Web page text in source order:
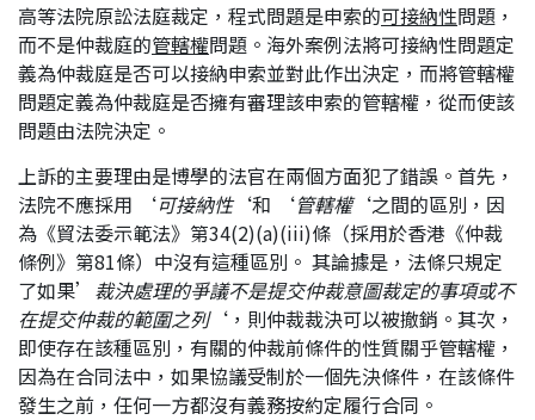
最新消息
地點
高等法院原訟法庭裁定，程式問題是申索的可接納性問題，
而不是仲裁庭的管轄權問題。海外案例法將可接納性問題定
義為仲裁庭是否可以接納申索並對此作出決定，而將管轄權
問題定義為仲裁庭是否擁有審理該申索的管轄權，從而使該
問題由法院決定。
上訴的主要理由是博學的法官在兩個方面犯了錯誤。首先，
法院不應採用 ‘可接納性‘和 ‘管轄權‘之間的區別，因
為《貿法委示範法》第34(2)(a)(iii)條（採用於香港《仲裁
條例》第81條）中沒有這種區別。 其論據是，法條只規定
了如果’ 裁決處理的爭議不是提交仲裁意圖裁定的事項或不
在提交仲裁的範圍之列‘，則仲裁裁決可以被撤銷。其次，
即使存在該種區別，有關的仲裁前條件的性質關乎管轄權，
因為在合同法中，如果協議受制於一個先決條件，在該條件
發生之前，任何一方都沒有義務按約定履行合同。